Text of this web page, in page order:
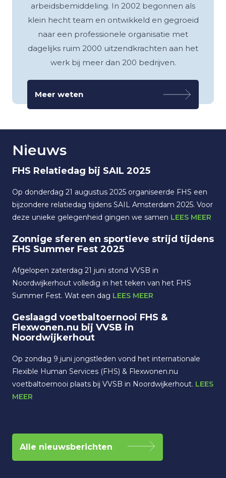
arbeidsbemiddeling. In 2002 begonnen als
klein hecht team en ontwikkeld en gegroeid
naar een professionele organisatie met
dagelijks ruim 2000 uitzendkrachten aan het
werk bij meer dan 200 bedrijven.
Meer weten
Nieuws
FHS Relatiedag bij SAIL 2025
Op donderdag 21 augustus 2025 organiseerde FHS een
bijzondere relatiedag tijdens SAIL Amsterdam 2025. Voor
deze unieke gelegenheid gingen we samen LEES MEER
Zonnige sferen en sportieve strijd tijdens
FHS Summer Fest 2025
Afgelopen zaterdag 21 juni stond VVSB in
Noordwijkerhout volledig in het teken van het FHS
Summer Fest. Wat een dag LEES MEER
Geslaagd voetbaltoernooi FHS &
Flexwonen.nu bij VVSB in
Noordwijkerhout
Op zondag 9 juni jongstleden vond het internationale
Flexible Human Services (FHS) & Flexwonen.nu
voetbaltoernooi plaats bij VVSB in Noordwijkerhout. LEES
MEER
Alle nieuwsberichten